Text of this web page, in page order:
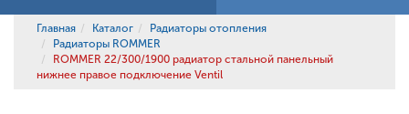
Главная Каталог
Радиаторы отопления
Радиаторы ROMMER
ROMMER 22/300/1900 радиатор стальной панельный
нижнее правое подключение Ventil